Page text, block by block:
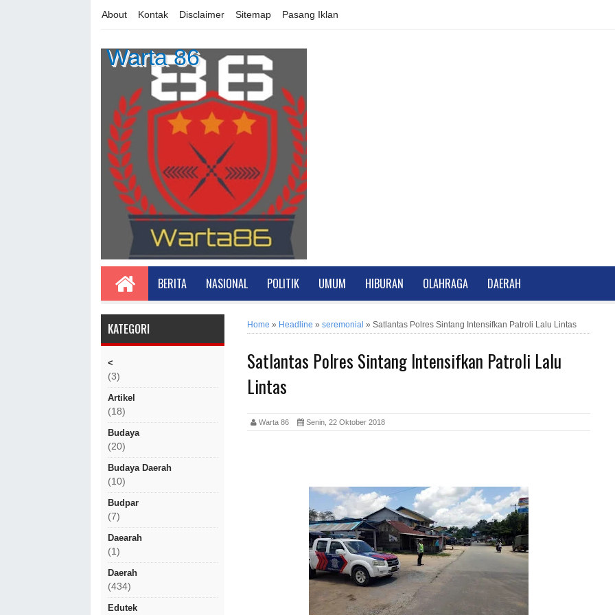
About Kontak Disclaimer Sitemap Pasang Iklan
Warta 86
BERITA NASIONAL POLITIK UMUM HIBURAN OLAHRAGA DAERAH
KATEGORI
<
(3)
Artikel
(18)
Budaya
(20)
Budaya Daerah
(10)
Budpar
(7)
Daearah
(1)
Daerah
(434)
Edutek
Home » Headline » seremonial » Satlantas Polres Sintang Intensifkan Patroli Lalu Lintas
Satlantas Polres Sintang Intensifkan Patroli Lalu
Lintas
Warta 86 Senin, 22 Oktober 2018